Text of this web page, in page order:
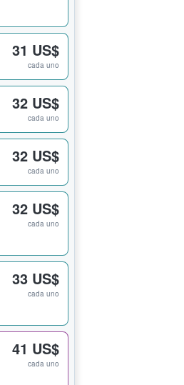
31 US$
cada uno
32 US$
cada uno
32 US$
cada uno
32 US$
cada uno
33 US$
cada uno
41 US$
cada uno